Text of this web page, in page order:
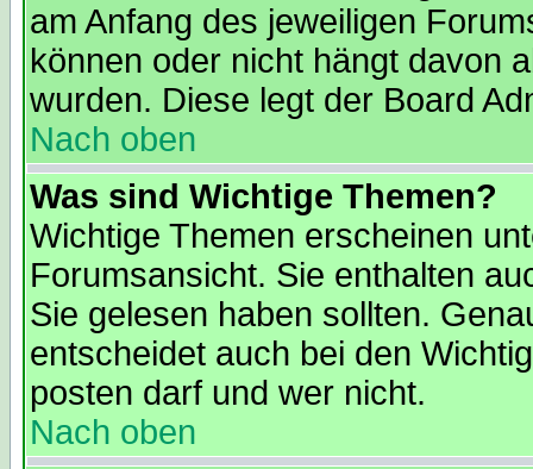
am Anfang des jeweiligen
können oder nicht hängt davon
wurden. Diese legt der Board
Nach oben
Was sind Wichtige Themen?
Wichtige Themen erscheinen
Forumsansicht. Sie enthalten
Sie gelesen haben sollten.
entscheidet auch bei den
posten darf und wer nicht.
Nach oben